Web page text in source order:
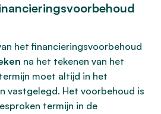
het financieringsvoorbehoud
na het tekenen van het
moet altijd in het
vastgelegd. Het voorbehoud is
termijn in de